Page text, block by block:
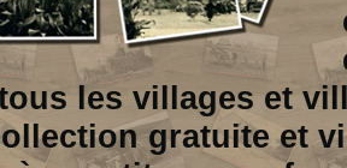
les villages et
gratuite et